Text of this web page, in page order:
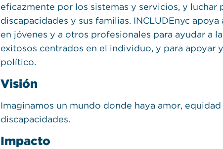
eficazmente por los sistemas y servicios, y
discapacidades y sus familias. INCLUDEnyc
en jóvenes y a otros profesionales para ayudar a
exitosos centrados en el individuo, y para apoyar
político.
Visión
Imaginamos un mundo donde haya amor,
discapacidades.
Impacto